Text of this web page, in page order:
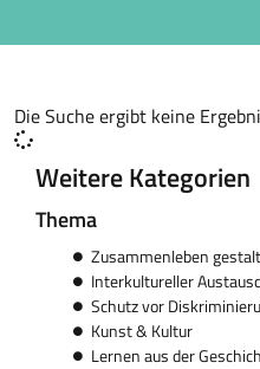
Die Suche ergibt keine
Weitere Kategorien
Thema
Zusammenleben
Interkultureller
Schutz vor
Kunst & Kultur
Lernen aus der